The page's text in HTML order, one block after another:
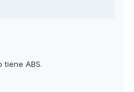
tiene ABS.